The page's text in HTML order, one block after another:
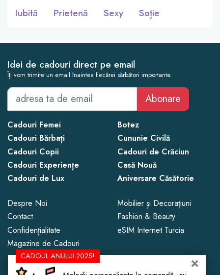
Iubită
Prietenă Sexy Soție
Idei de cadouri direct pe email
Îți vom trimite un email înaintea fiecărei sărbători importante.
Abonare
Cadouri Femei
Cadouri Bărbați
Cadouri Copii
Cadouri Experiențe
Cadouri de Lux
Botez
Cununie Civilă
Cadouri de Crăciun
Casă Nouă
Aniversare Căsătorie
Despre Noi
Contact
Confidențialitate
Magazine de Cadouri
Mobilier și Decorațiuni
Fashion & Beauty
eSIM Internet Turcia
Copyright © 2013 - 2026 CadoLand.
CADOUL ANULUI 2025!